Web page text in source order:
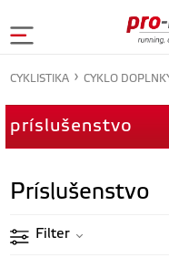
príslušenstvo
CYKLISTIKA CYKLO
Príslušenstvo
Filter